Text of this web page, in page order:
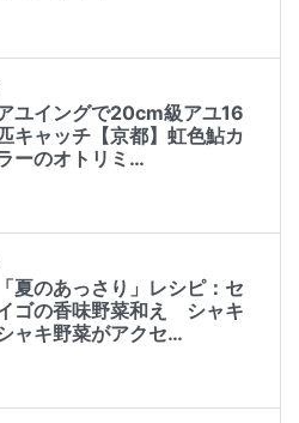
ユイングで20cm級アユ16
キャッチ【京都】虹色鮎カ
ーのオトリミ…
「夏のあっさり」レシピ：セ
ゴの香味野菜和え シャキ
ャキ野菜がアクセ…